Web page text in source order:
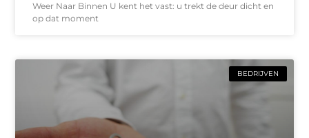
Weer Naar Binnen U kent het vast: u trekt de deur dicht en
op dat moment
BEDRIJVEN